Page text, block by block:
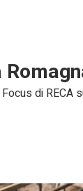
Focus di RECA